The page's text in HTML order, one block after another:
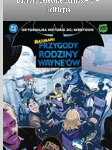
Gothtopia